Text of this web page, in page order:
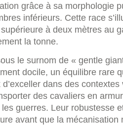
grâce à sa morphologie
inférieurs. Cette race
à deux mètres au
la tonne.
le surnom de « gentle
docile, un équilibre rare
d’exceller dans des
des cavaliers en
les guerres. Leur robustesse
avant que la